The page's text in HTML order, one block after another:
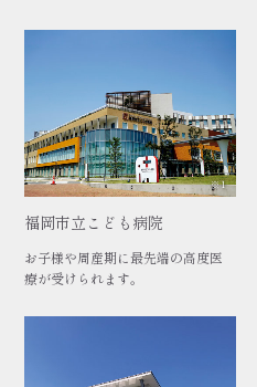
※1
福岡市立こども病院
お子様や周産期に最先端の高度医
療が受けられます。